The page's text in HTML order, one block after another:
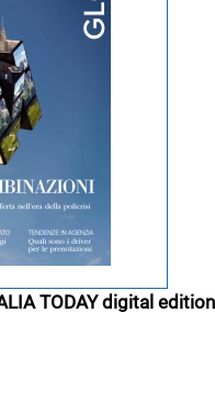
TODAY digital edition